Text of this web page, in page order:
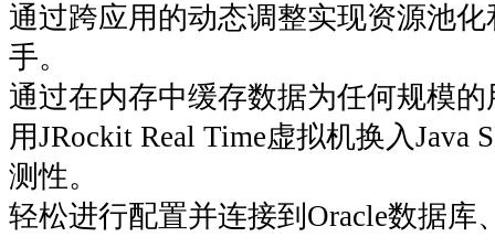
通过跨应用的动态调整实现资源池
手。
通过在内存中缓存数据为任何规模
用JRockit Real Time虚拟机换入
测性。
轻松进行配置并连接到Oracle数据库